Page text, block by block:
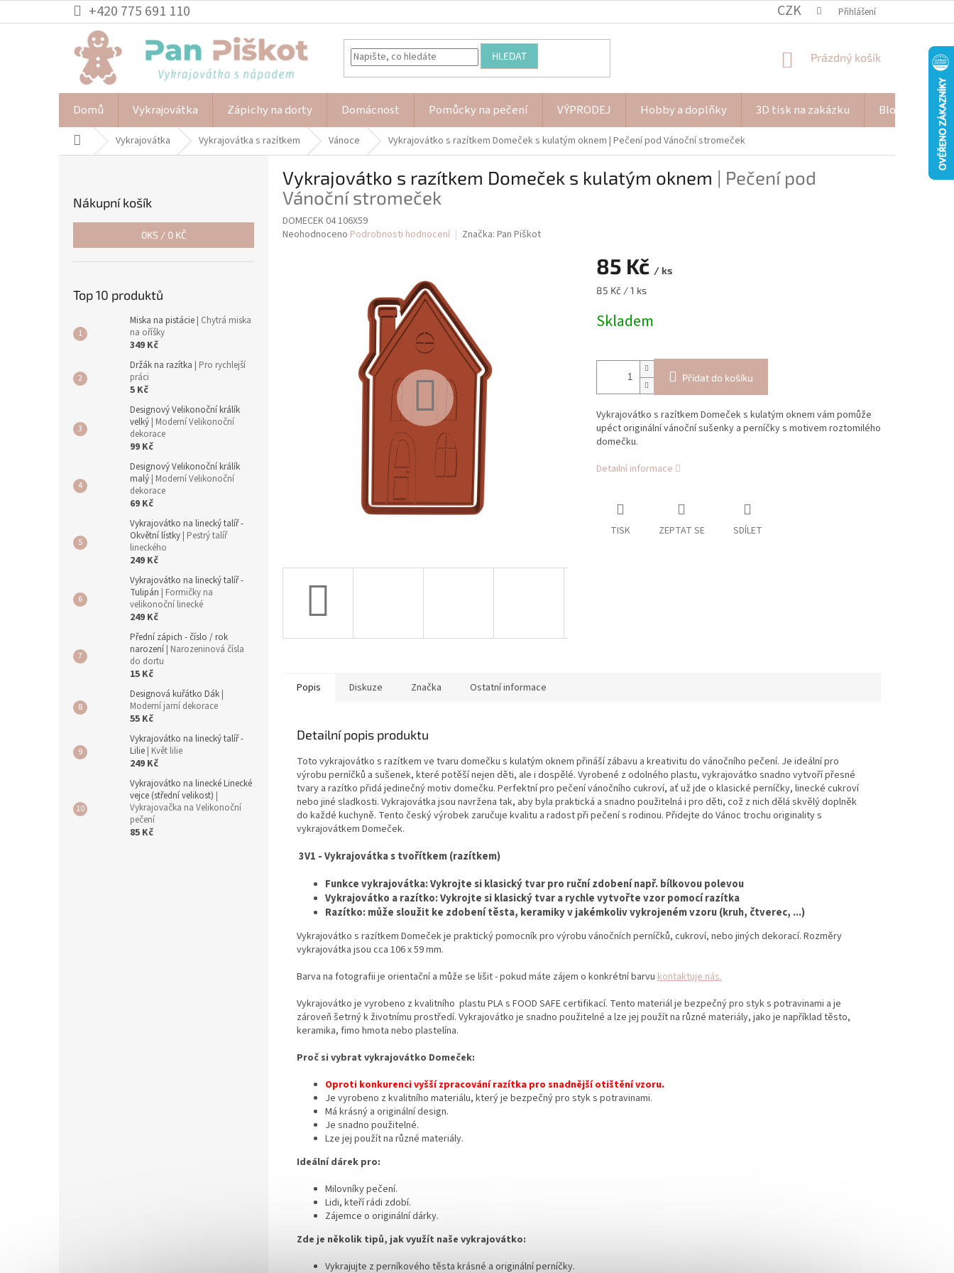
na
+420 775 691 110 CZK Přihlášení
HLEDAT
NÁKUPNÍ
Prázdný košík
Domů Vykrajovátka Zápichy na dorty Domácnost Pomůcky na pečení VÝPRODEJ Hobby a doplňky 3D tisk na zakázku Blog Pana
Domů Vykrajovátka Vykrajovátka s razítkem Vánoce Vykrajovátko s razítkem Domeček s kulatým oknem | Pečení pod Vánoční stromeček
Nákupní košík
0KS / 0 KČ
Top 10 produktů
Miska na pistácie | Chytrá miska
na oříšky
349 Kč
Držák na razítka | Pro rychlejší
práci
5 Kč
Designový Velikonoční králík
velký | Moderní Velikonoční
dekorace
99 Kč
Designový Velikonoční králík
malý | Moderní Velikonoční
dekorace
69 Kč
Vykrajovátko na linecký talíř -
Okvětní lístky | Pestrý talíř
lineckého
249 Kč
Vykrajovátko na linecký talíř -
Tulipán | Formičky na
velikonoční linecké
249 Kč
Přední zápich - číslo / rok
narození | Narozeninová čísla
do dortu
15 Kč
Designová kuřátko Dák |
Moderní jarní dekorace
55 Kč
Vykrajovátko na linecký talíř -
Lilie | Květ lilie
249 Kč
Vykrajovátko na linecké Linecké
vejce (střední velikost) |
Vykrajovačka na Velikonoční
pečení
85 Kč
Vykrajovátko s razítkem Domeček s kulatým oknem | Pečení pod
Vánoční stromeček
DOMECEK 04 106X59
Průměrné
Neohodnoceno Podrobnosti hodnocení Značka: Pan Piškot
85 Kč / ks
Měrná
85 Kč / 1 ks
Skladem
Přidat do košíku
Vykrajovátko s razítkem Domeček s kulatým oknem vám pomůže
upéct originální vánoční sušenky a perníčky s motivem roztomilého
domečku.
Detailní informace
TISK ZEPTAT SE SDÍLET
Popis Diskuze Značka Ostatní informace
Detailní popis produktu
Toto vykrajovátko s razítkem ve tvaru domečku s kulatým oknem přináší zábavu a kreativitu do vánočního pečení. Je ideální pro
výrobu perníčků a sušenek, které potěší nejen děti, ale i dospělé. Vyrobené z odolného plastu, vykrajovátko snadno vytvoří přesné
tvary a razítko přidá jedinečný motiv domečku. Perfektní pro pečení vánočního cukroví, ať už jde o klasické perníčky, linecké cukroví
nebo jiné sladkosti. Vykrajovátka jsou navržena tak, aby byla praktická a snadno použitelná i pro děti, což z nich dělá skvělý doplněk
do každé kuchyně. Tento český výrobek zaručuje kvalitu a radost při pečení s rodinou. Přidejte do Vánoc trochu originality s
vykrajovátkem Domeček.
3V1 - Vykrajovátka s tvořítkem (razítkem)
Funkce vykrajovátka: Vykrojte si klasický tvar pro ruční zdobení např. bílkovou polevou
Vykrajovátko a razítko: Vykrojte si klasický tvar a rychle vytvořte vzor pomocí razítka
Razítko: může sloužit ke zdobení těsta, keramiky v jakémkoliv vykrojeném vzoru (kruh, čtverec, ...)
Vykrajovátko s razítkem Domeček je praktický pomocník pro výrobu vánočních perníčků, cukroví, nebo jiných dekorací. Rozměry
vykrajovátka jsou cca 106 x 59 mm.
Barva na fotografii je orientační a může se lišit - pokud máte zájem o konkrétní barvu kontaktuje nás.
Vykrajovátko je vyrobeno z kvalitního plastu PLA s FOOD SAFE certifikací. Tento materiál je bezpečný pro styk s potravinami a je
zároveň šetrný k životnímu prostředí. Vykrajovátko je snadno použitelné a lze jej použít na různé materiály, jako je například těsto,
keramika, fimo hmota nebo plastelína.
Proč si vybrat vykrajovátko Domeček:
Oproti konkurenci vyšší zpracování razítka pro snadnější otištění vzoru.
Je vyrobeno z kvalitního materiálu, který je bezpečný pro styk s potravinami.
Má krásný a originální design.
Je snadno použitelné.
Lze jej použít na různé materiály.
Ideální dárek pro:
Milovníky pečení.
Lidi, kteří rádi zdobí.
Zájemce o originální dárky.
Zde je několik tipů, jak využít naše vykrajovátko:
Vykrajujte z perníkového těsta krásné a originální perníčky.